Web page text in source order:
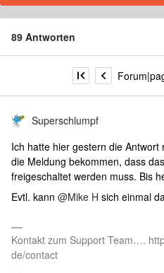
89 Antworten
Superschlumpf
Ich hatte hier gestern die
die Meldung bekommen, dass
freigeschaltet werden muss. Bis
Evtl. kann ​ @Mike H sich einmal
Kontakt zum Support Team….
de/contact